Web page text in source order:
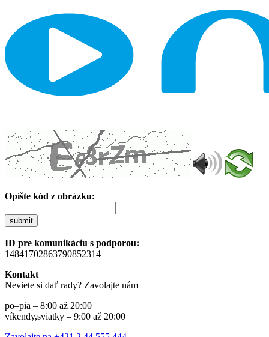
Opíšte kód z obrázku:
submit
ID pre komunikáciu s podporou:
14841702863790852314
Kontakt
Neviete si dať rady? Zavolajte nám
po–pia – 8:00 až 20:00
víkendy,sviatky – 9:00 až 20:00